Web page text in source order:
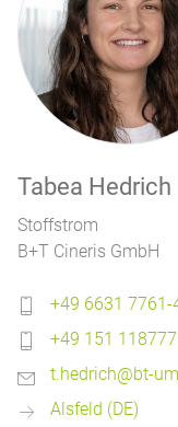
Tabea Hedrich
Stoffstrom
B+T Cineris GmbH
+49 6631 7761-
+49 151
t.hedrich@bt-
Alsfeld (DE)